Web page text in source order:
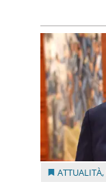
ATTUALITÀ,